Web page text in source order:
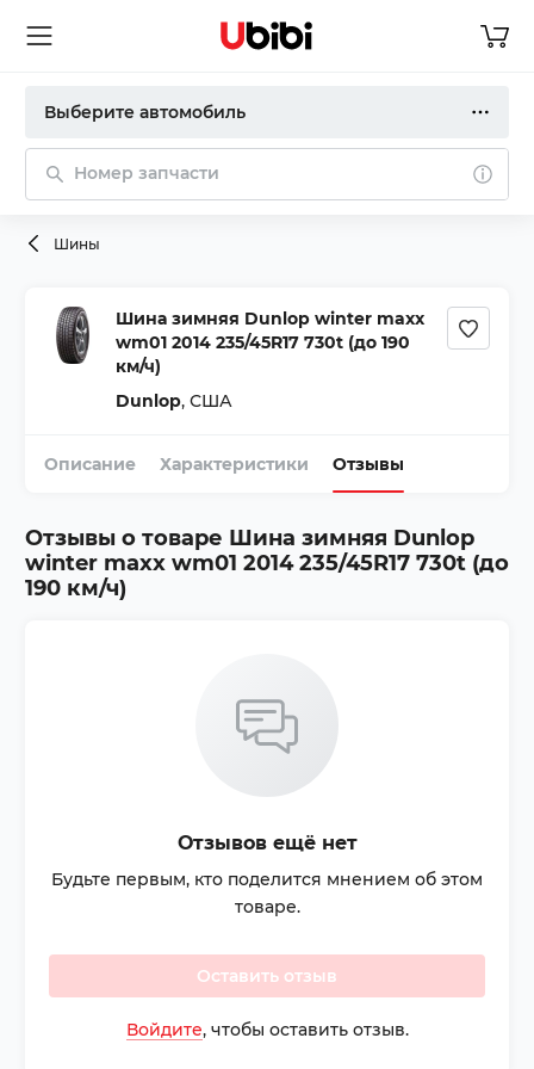
Выберите автомобиль
Номер запчасти
Шины
Шина зимняя Dunlop winter maxx
wm01 2014 235/45R17 730t (до 190
км/ч)
Dunlop, США
Описание Характеристики Отзывы
Отзывы о товаре Шина зимняя Dunlop
winter maxx wm01 2014 235/45R17 730t (до
190 км/ч)
Отзывов ещё нет
Будьте первым, кто поделится мнением об этом
товаре.
Оставить отзыв
Войдите, чтобы оставить отзыв.